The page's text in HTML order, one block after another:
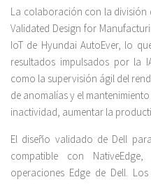
La colaboración con la división
Validated Design for
IoT de Hyundai AutoEver, lo
resultados impulsados por la
como la supervisión ágil del
de anomalías y el
inactividad, aumentar la
El diseño validado de Dell
compatible con
operaciones Edge de Dell.